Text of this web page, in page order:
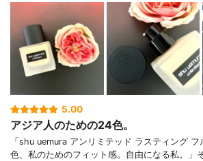
5.00
アジア人のための24色。
「shu uemura アンリミテッド ラスティング
色、私のためのフィット感。自由になる私。」